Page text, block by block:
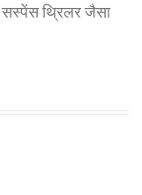
सस्पेंस थ्रिलर जैसा